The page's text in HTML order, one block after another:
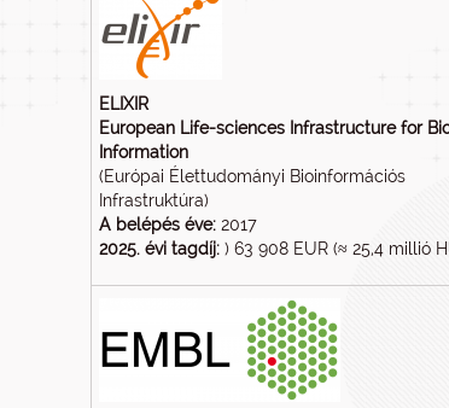
ELIXIR
European Life-sciences Infrastructure for
Information
(Európai Élettudományi Bioinformációs
Infrastruktúra)
A belépés éve: 2017
2025. évi tagdíj: ) 63 908 EUR (≈ 25,4 millió